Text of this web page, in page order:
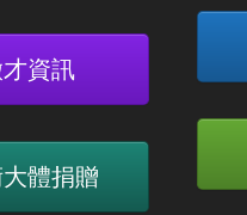
資訊
體捐贈